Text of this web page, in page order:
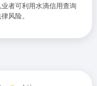
者可利用水滴信用查询
风险。